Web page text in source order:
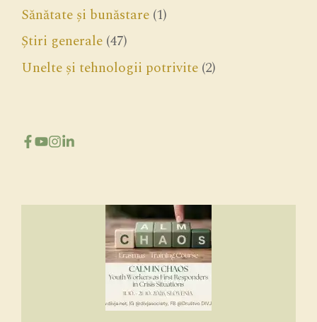
Sănătate și bunăstare (1)
Știri generale (47)
Unelte și tehnologii potrivite (2)